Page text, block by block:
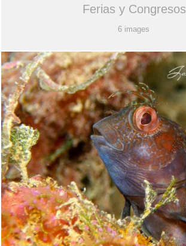
Ferias y Congresos
6 images